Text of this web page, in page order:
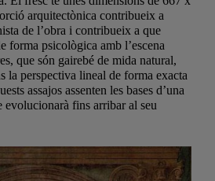
arquitectònica contribueix a
de l’obra i contribueix a que
forma psicològica amb l’escena
que són gairebé de mida natural,
la perspectiva lineal de forma exacta
assajos assenten les bases d’una
evolucionarà fins arribar al seu